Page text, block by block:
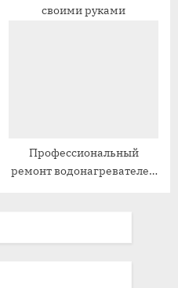
своими руками
Профессиональный
ремонт водонагревателей